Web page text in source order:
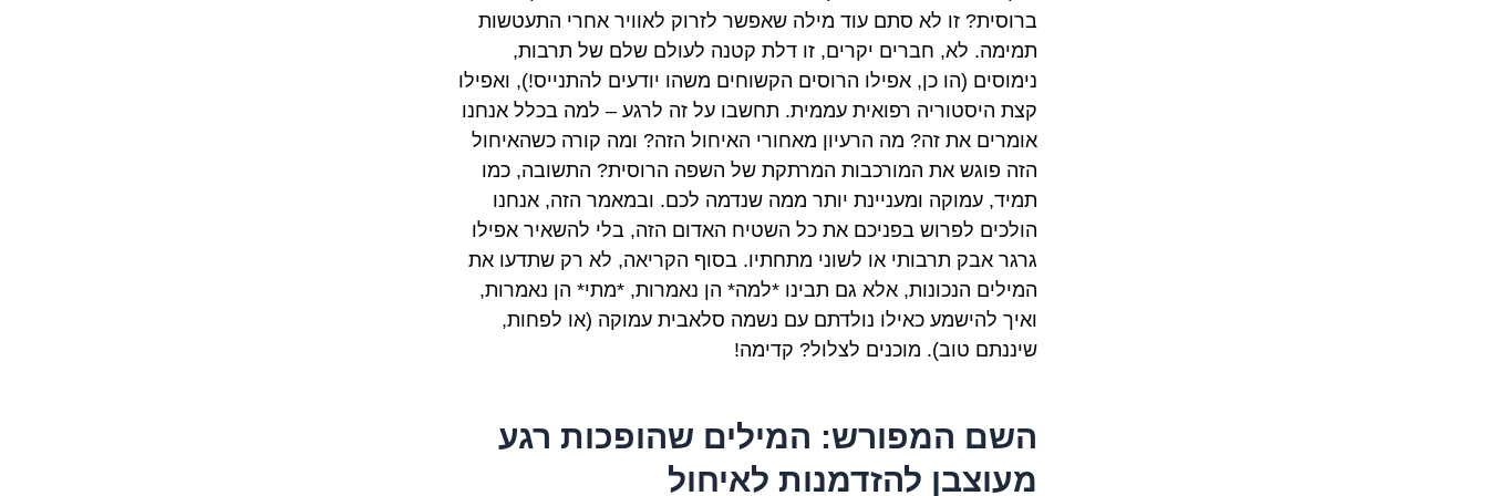
ברוסית? זו לא סתם עוד מילה שאפשר לזרוק לאוויר אחרי התעטשות
תמימה. לא, חברים יקרים, זו דלת קטנה לעולם שלם של תרבות,
נימוסים (הו כן, אפילו הרוסים הקשוחים משהו יודעים להתנייס!), ואפילו
קצת היסטוריה רפואית עממית. תחשבו על זה לרגע – למה בכלל אנחנו
אומרים את זה? מה הרעיון מאחורי האיחול הזה? ומה קורה כשהאיחול
הזה פוגש את המורכבות המרתקת של השפה הרוסית? התשובה, כמו
תמיד, עמוקה ומעניינת יותר ממה שנדמה לכם. ובמאמר הזה, אנחנו
הולכים לפרוש בפניכם את כל השטיח האדום הזה, בלי להשאיר אפילו
גרגר אבק תרבותי או לשוני מתחתיו. בסוף הקריאה, לא רק שתדעו את
המילים הנכונות, אלא גם תבינו *למה* הן נאמרות, *מתי* הן נאמרות,
ואיך להישמע כאילו נולדתם עם נשמה סלאבית עמוקה (או לפחות,
שיננתם טוב). מוכנים לצלול? קדימה!
השם המפורש: המילים שהופכות רגע
מעוצבן להזדמנות לאיחול